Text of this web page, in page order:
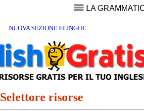
LA
NUOVA SEZIONE ELINGUE
Selettore risorse